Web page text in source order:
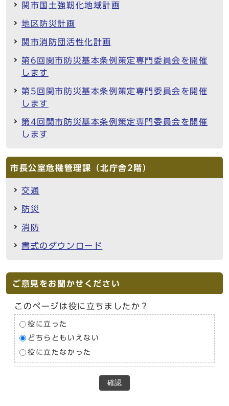
関市国土強靭化地域計画
地区防災計画
関市消防団活性化計画
第6回関市防災基本条例策定専門委員会を開催
します
第5回関市防災基本条例策定専門委員会を開催
します
第4回関市防災基本条例策定専門委員会を開催
します
市長公室危機管理課（北庁舎2階）
交通
防災
消防
書式のダウンロード
ご意見をお聞かせください
このページは役に立ちましたか？
役に立った
どちらともいえない
役に立たなかった
確認